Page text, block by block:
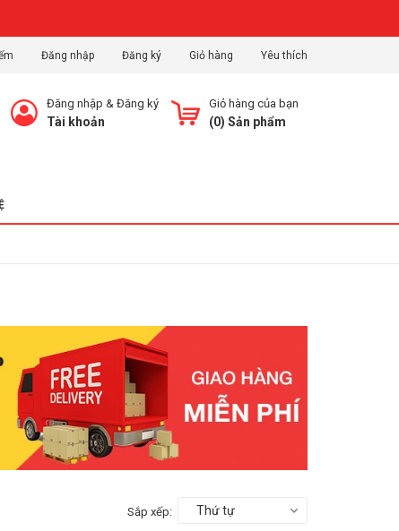
Đăng nhập Đăng ký Giỏ hàng Yêu thích
Giỏ hàng của bạn
(0) Sản phẩm
Đăng nhập & Đăng ký
Tài khoản
Sắp xếp: Thứ tự